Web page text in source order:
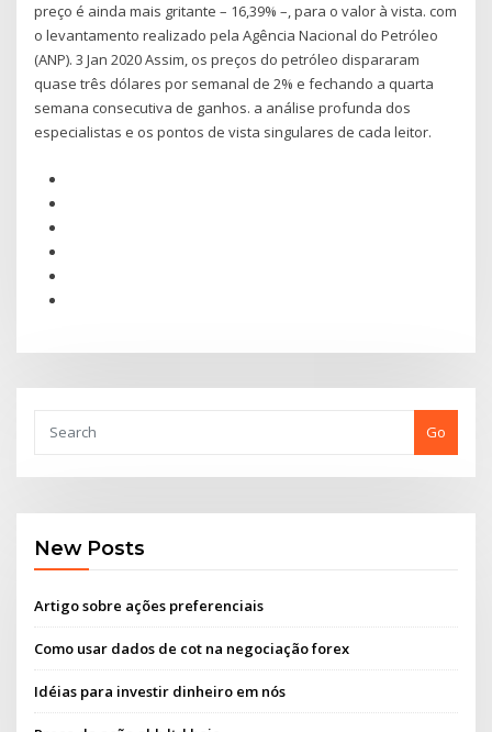
preço é ainda mais gritante – 16,39% –, para o valor à vista. com
o levantamento realizado pela Agência Nacional do Petróleo
(ANP). 3 Jan 2020 Assim, os preços do petróleo dispararam
quase três dólares por semanal de 2% e fechando a quarta
semana consecutiva de ganhos. a análise profunda dos
especialistas e os pontos de vista singulares de cada leitor.
Go
New Posts
Artigo sobre ações preferenciais
Como usar dados de cot na negociação forex
Idéias para investir dinheiro em nós